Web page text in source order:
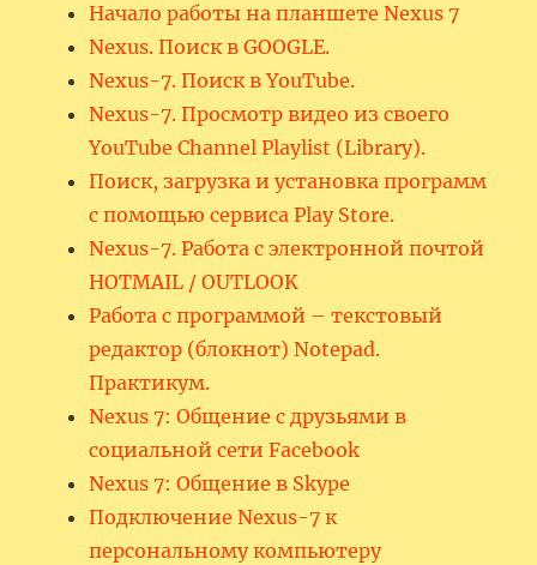
Начало работы на планшете Nexus 7
Nexus. Поиск в GOOGLE.
Nexus-7. Поиск в YouTube.
Nexus-7. Просмотр видео из своего
YouTube Channel Playlist (Library).
Поиск, загрузка и установка программ
с помощью сервиса Play Store.
Nexus-7. Работа с электронной почтой
HOTMAIL / OUTLOOK
Работа с программой – текстовый
редактор (блокнот) Notepad.
Практикум.
Nexus 7: Общение с друзьями в
социальной сети Facebook
Nexus 7: Общение в Skype
Подключение Nexus-7 к
персональному компьютеру